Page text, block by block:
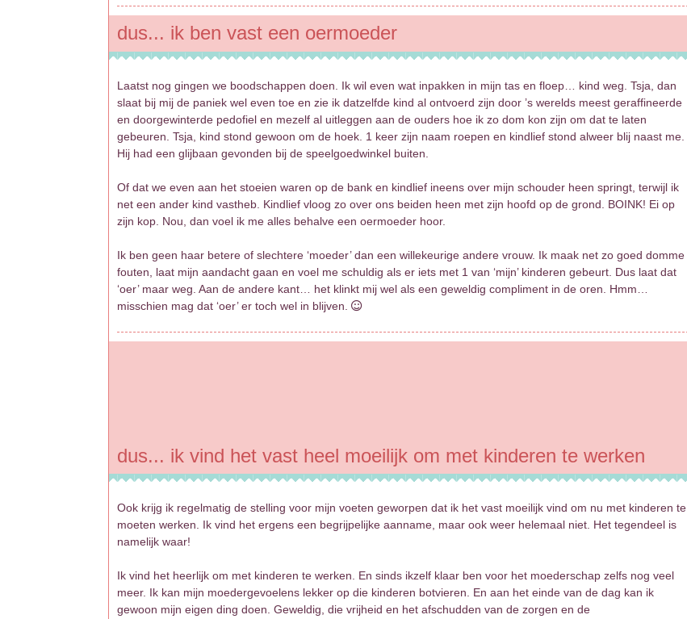
dus... ik ben vast een oermoeder
Laatst nog gingen we boodschappen doen. Ik wil even wat inpakken in mijn tas en floep… kind weg. Tsja, dan
slaat bij mij de paniek wel even toe en zie ik datzelfde kind al ontvoerd zijn door ’s werelds meest geraffineerde
en doorgewinterde pedofiel en mezelf al uitleggen aan de ouders hoe ik zo dom kon zijn om dat te laten
gebeuren. Tsja, kind stond gewoon om de hoek. 1 keer zijn naam roepen en kindlief stond alweer blij naast me.
Hij had een glijbaan gevonden bij de speelgoedwinkel buiten.
Of dat we even aan het stoeien waren op de bank en kindlief ineens over mijn schouder heen springt, terwijl ik
net een ander kind vastheb. Kindlief vloog zo over ons beiden heen met zijn hoofd op de grond. BOINK! Ei op
zijn kop. Nou, dan voel ik me alles behalve een oermoeder hoor.
Ik ben geen haar betere of slechtere ‘moeder’ dan een willekeurige andere vrouw. Ik maak net zo goed domme
fouten, laat mijn aandacht gaan en voel me schuldig als er iets met 1 van ‘mijn’ kinderen gebeurt. Dus laat dat
‘oer’ maar weg. Aan de andere kant… het klinkt mij wel als een geweldig compliment in de oren. Hmm…
misschien mag dat ‘oer’ er toch wel in blijven.
dus... ik vind het vast heel moeilijk om met kinderen te werken
Ook krijg ik regelmatig de stelling voor mijn voeten geworpen dat ik het vast moeilijk vind om nu met kinderen te
moeten werken. Ik vind het ergens een begrijpelijke aanname, maar ook weer helemaal niet. Het tegendeel is
namelijk waar!
Ik vind het heerlijk om met kinderen te werken. En sinds ikzelf klaar ben voor het moederschap zelfs nog veel
meer. Ik kan mijn moedergevoelens lekker op die kinderen botvieren. En aan het einde van de dag kan ik
gewoon mijn eigen ding doen. Geweldig, die vrijheid en het afschudden van de zorgen en de